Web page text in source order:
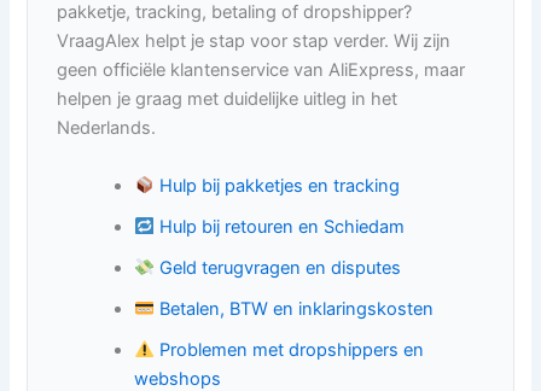
pakketje, tracking, betaling of dropshipper?
VraagAlex helpt je stap voor stap verder. Wij zijn
geen officiële klantenservice van AliExpress, maar
helpen je graag met duidelijke uitleg in het
Nederlands.
Hulp bij pakketjes en tracking
Hulp bij retouren en Schiedam
Geld terugvragen en disputes
Betalen, BTW en inklaringskosten
Problemen met dropshippers en
webshops